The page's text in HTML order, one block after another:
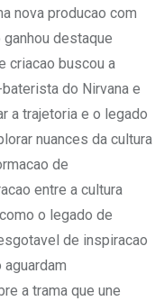
nova producao com
destaque
criacao buscou a
do Nirvana e
a trajetoria e o legado
nuances da cultura
de
entre a cultura
o legado de
de inspiracao
a trama que une